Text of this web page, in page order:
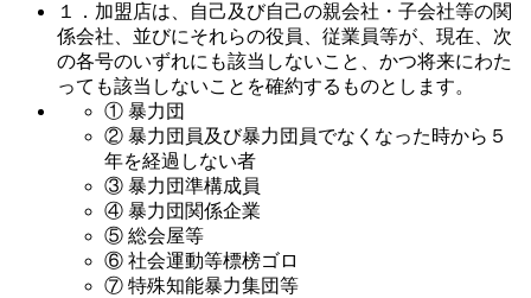
１．加盟店は、自己及び自己の親会社・子会社等の関
係会社、並びにそれらの役員、従業員等が、現在、次
の各号のいずれにも該当しないこと、かつ将来にわた
っても該当しないことを確約するものとします。
① 暴力団
② 暴力団員及び暴力団員でなくなった時から５
年を経過しない者
③ 暴力団準構成員
④ 暴力団関係企業
⑤ 総会屋等
⑥ 社会運動等標榜ゴロ
⑦ 特殊知能暴力集団等